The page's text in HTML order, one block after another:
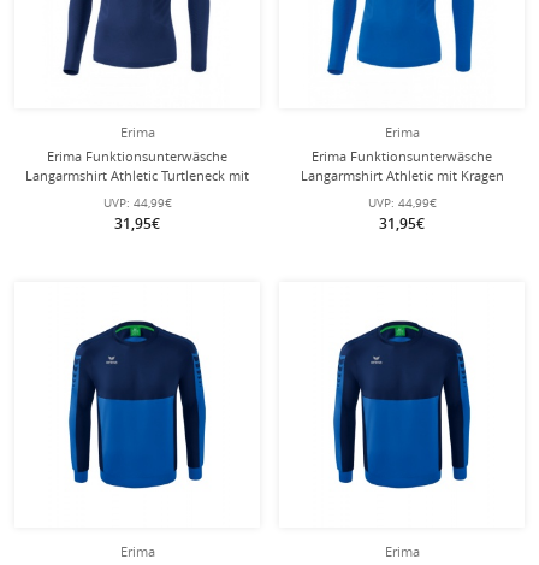
Erima
Erima Funktionsunterwäsche
Langarmshirt Athletic Turtleneck mit
Kragen (nahtlos) navyblau Herren
UVP: 44,99€
31,95€
Erima
Erima Funktionsunterwäsche
Langarmshirt Athletic mit Kragen
(nahtlos) royalblau Herren
UVP: 44,99€
31,95€
Erima
Erima